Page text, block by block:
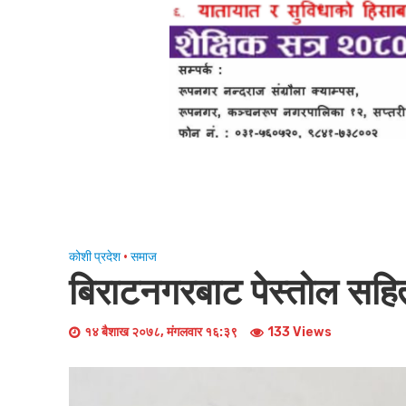
कोशी प्रदेश • समाज
बिराटनगरबाट पेस्तोल
१४ बैशाख २०७८, मंगलवार १६:३९ 133 Views